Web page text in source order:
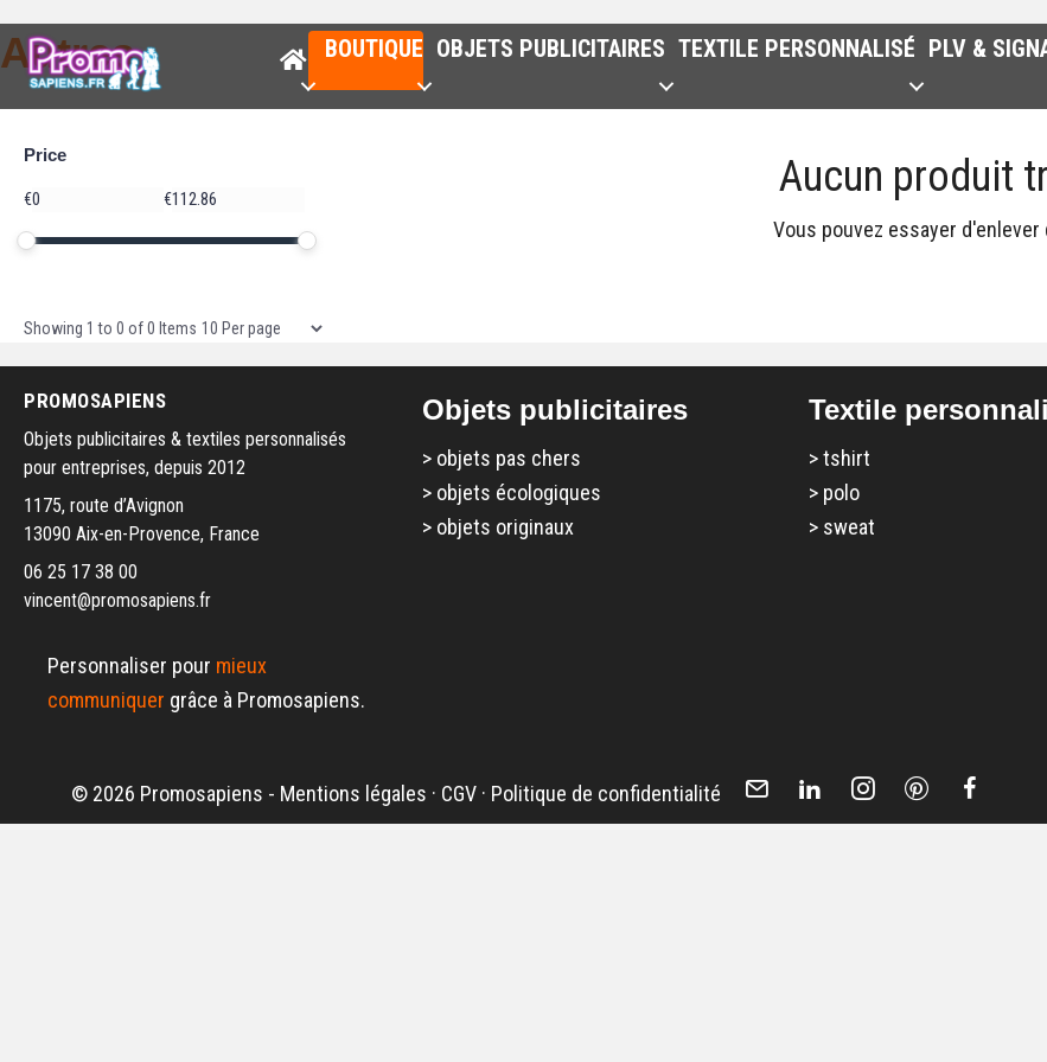
BOUTIQUE OBJETS PUBLICITAIRES TEXTILE PERSONNALISÉ PLV &
Autres
Price
Price
€ €
Price range in €
Aucun produit
Vous pouvez essayer
Showing 1 to 0 of0 Items Items per page
PROMOSAPIENS
Objets publicitaires & textiles personnalisés
pour entreprises, depuis 2012
1175, route d’Avignon
13090 Aix-en-Provence, France
06 25 17 38 00
vincent@promosapiens.fr
Personnaliser pour mieux
communiquer grâce à Promosapiens.
Objets publicitaires
> objets pas chers
> objets écologiques
> objets originaux
Textile
>tshirt
> polo
> sweat
© 2026 Promosapiens - Mentions légales · CGV · Politique de confidentialité